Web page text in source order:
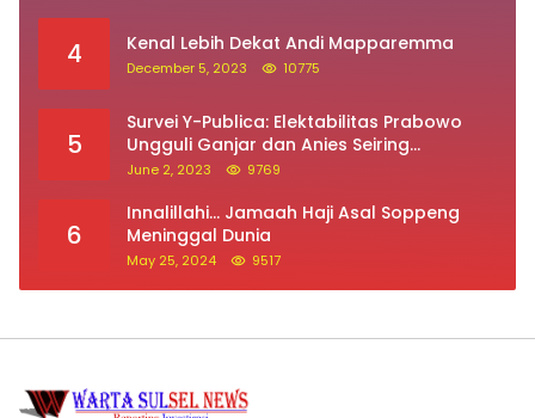
4 Kenal Lebih Dekat Andi Mapparemma
December 5, 2023 10775
5
Survei Y-Publica: Elektabilitas Prabowo
Ungguli Ganjar dan Anies Seiring
Kepuasan Terhadap Jokowi Naik
June 2, 2023 9769
6
Innalillahi… Jamaah Haji Asal Soppeng
Meninggal Dunia
May 25, 2024 9517